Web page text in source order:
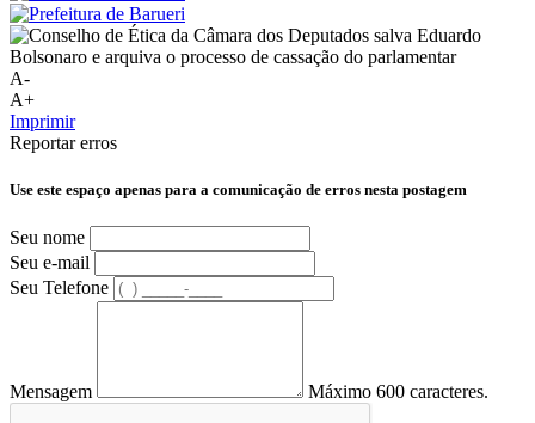
A-
A+
Imprimir
Reportar erros
Use este espaço apenas para a comunicação de erros nesta postagem
Seu nome
Seu e-mail
Seu Telefone
Mensagem Máximo 600 caracteres.